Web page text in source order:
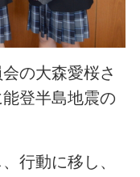
の大森愛桜さ
登半島地震の
行動に移し、